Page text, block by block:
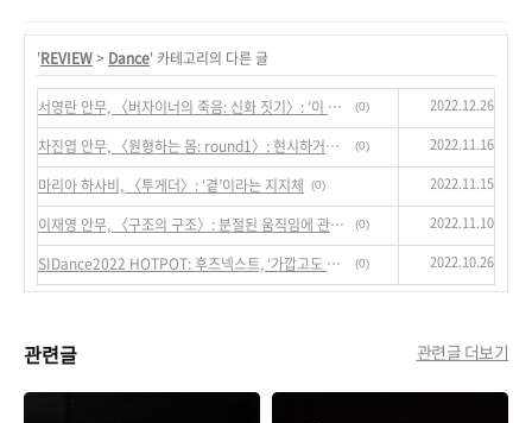
'REVIEW> Dance' 카테고리의 다른 글
서영란 안무, 〈버자이너의 죽음: 신화 짓기〉: ‘이 시대의 신화가 발화하는 법’ (0) 2022.12.26
차진엽 안무, 〈원형하는 몸: round1〉: 현시하거나 발생하는 몸의 기원들 (0) 2022.11.16
마리아 하사비, 〈투게더〉: ‘곁’이라는 지지체 (0) 2022.11.15
이재영 안무, 〈구조의 구조〉: 분절된 움직임에 관한 탐구 (0) 2022.11.10
SIDance2022 HOTPOT: 후즈넥스트, ‘가깝고도 가까운’ (0) 2022.10.26
관련글 관련글 더보기